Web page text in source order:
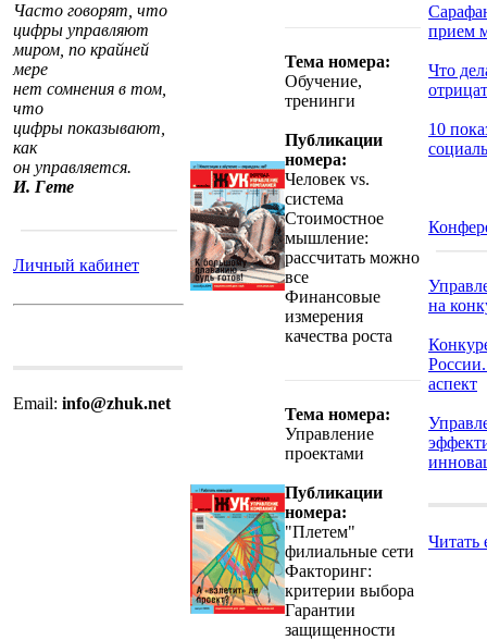
Часто говорят, что
цифры управляют
миром, по крайней
мере
нет сомнения в том,
что
цифры показывают,
как
он управляется.
И. Гете
Личный кабинет
Email: info@zhuk.net
Тема номера:
Обучение,
тренинги
Публикации
номера:
Человек vs.
система
Стоимостное
мышление:
рассчитать можно
все
Финансовые
измерения
качества роста
Тема номера:
Управление
проектами
Публикации
номера:
"Плетем"
филиальные сети
Факторинг:
критерии выбора
Гарантии
защищенности
прием
Что
10
на
аспект
Читать